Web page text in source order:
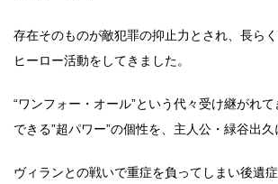
存在そのものが敵犯罪の抑止力とされ、長ら
ヒーロー活動をしてきました。
“ワンフォー・オール”という代々受け継がれ
できる”超パワー”の個性を、主人公・緑谷出久
ヴィランとの戦いで重症を負ってしまい後遺